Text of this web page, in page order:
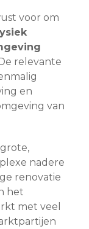
voor om
relevante
en
van
nadere
renovatie
het
met veel